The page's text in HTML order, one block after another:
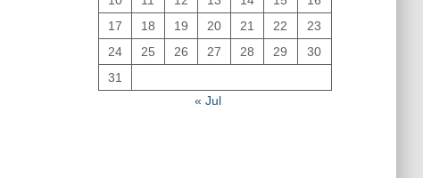
17
18 19 20 21 22
23
24
25 26 27 28 29
30
31
« Jul